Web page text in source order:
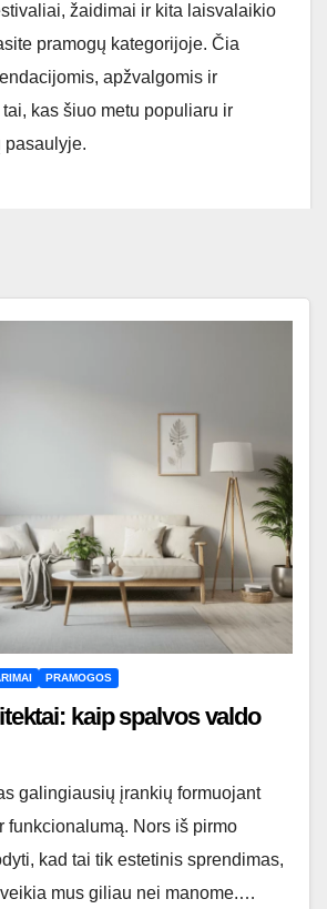
žaidimai ir kita laisvalaikio
pramogų kategorijoje. Čia
apžvalgomis ir
kas šiuo metu populiaru ir
pasaulyje.
PRAMOGOS
kaip spalvos valdo
galingiausių įrankių formuojant
funkcionalumą. Nors iš pirmo
kad tai tik estetinis sprendimas,
mus giliau nei manome.…